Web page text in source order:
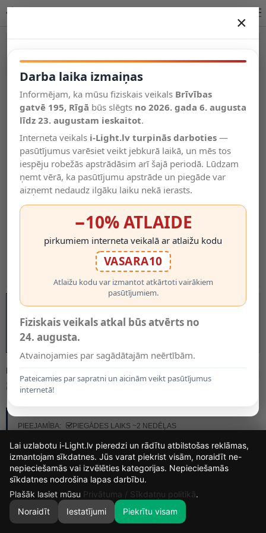
Salīdzināt
Vēlmju
saraksts
Valodas
0
MODELIS:
82.50€
PIEEJAMĪBA:
PIEGĀDES LAIKS ~2 NEDĒĻAS
×
Darba laika izmaiņas
Informējam, ka mūsu fiziskais veikals Brīvības
gatvē 195, Rīgā būs slēgts no 2026. gada 6. augusta
līdz 23. augustam ieskaitot.
Interneta veikals i-Light.lv turpinās darboties —
pasūtījumus varēsiet veikt jebkurā laikā, un mēs tos
iespēju robežās apstrādāsim arī šajā periodā. Lūdzam
ņemt vērā, ka pasūtījumu apstrāde un piegāde var
aizņemt nedaudz ilgāku laiku nekā ierasts.
−10% ATLAIDE
pirkumiem interneta veikalā ar atlaižu kodu
VASARA10
Atlaižu kodu var izmantot atkārtoti vairākiem
pasūtījumiem.
Fiziskais veikals atkal būs atvērts no
24. augusta.
Atvainojamies par sagādātajām neērtībām.
Pateicamies par sapratni un aicinām veikt pasūtījumus
internetā!
16
DIENAS
16
STUNDAS
0
MIN.
17
Lai uzlabotu i-Light.lv pieredzi un rādītu atbilstošas reklāmas,
izmantojam sīkdatnes. Jūs varat piekrist visām, noraidīt ne-
nepieciešamās vai izvēlēties kategorijas. Nepieciešamās
sīkdatnes nodrošina lapas darbību.
Plašāk lasiet mūsu Privātuma / Sīkdatņu politikā.
Noraidīt
Iestatījumi Piekrītu visam